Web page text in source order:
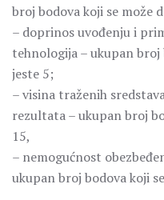
broj bodova koji se može
– doprinos uvođenju i
tehnologija – ukupan
jeste 5;
– visina traženih
rezultata – ukupan broj
15,
– nemogućnost
ukupan broj bodova koji